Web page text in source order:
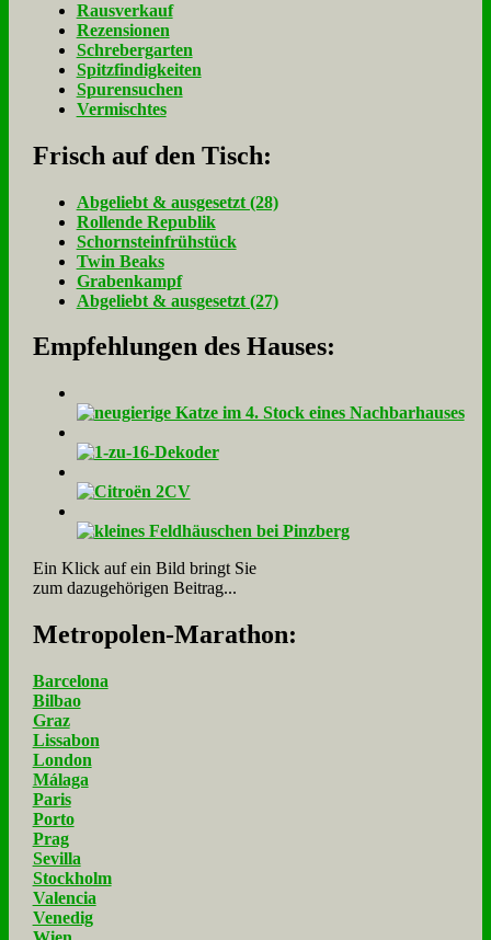
Rausverkauf
Rezensionen
Schrebergarten
Spitzfindigkeiten
Spurensuchen
Vermischtes
Frisch auf den Tisch:
Ab­ge­liebt & aus­ge­setzt (28)
Rol­len­de Re­pu­blik
Schorn­stein­früh­stück
Twin Beaks
Gra­ben­kampf
Ab­ge­liebt & aus­ge­setzt (27)
Empfehlungen des Hauses:
Ein Klick auf ein Bild bringt Sie
zum dazugehörigen Beitrag...
Me­tro­po­len-Ma­ra­thon:
Barcelona
Bilbao
Graz
Lissabon
London
Málaga
Paris
Porto
Prag
Sevilla
Stockholm
Valencia
Venedig